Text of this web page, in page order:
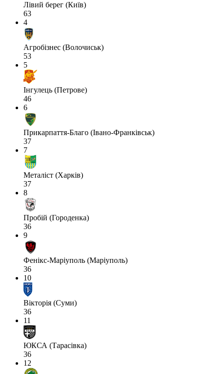
Лівий берег (Київ)
63
4
Агробізнес (Волочиськ)
53
5
Інгулець (Петрове)
46
6
Прикарпаття-Благо (Івано-Франківськ)
37
7
Металіст (Харків)
37
8
Пробій (Городенка)
36
9
Фенікс-Маріуполь (Маріуполь)
36
10
Вікторія (Суми)
36
11
ЮКСА (Тарасівка)
36
12